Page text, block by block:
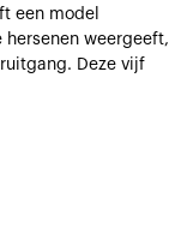
een model
weergeeft,
Deze vijf